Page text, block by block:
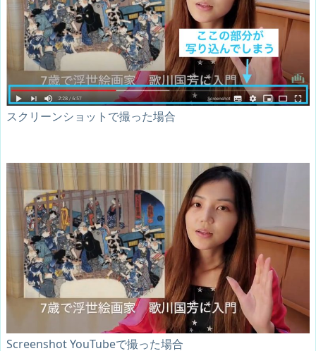
スクリーンショットで撮った場合
Screenshot YouTubeで撮った場合